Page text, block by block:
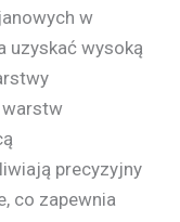
w
uzyskać wysoką
precyzyjny
co zapewnia